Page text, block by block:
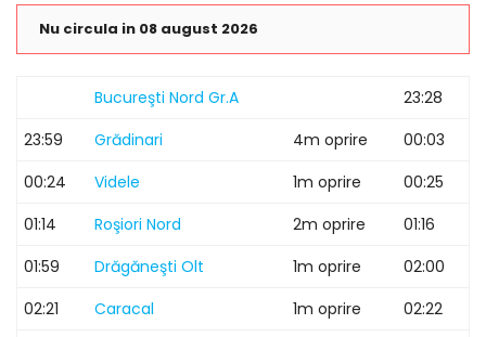
Nu circula in 08 august 2026
Bucureşti Nord Gr.A
23:28
23:59
Grădinari 4m oprire
00:03
00:24
Videle 1m oprire
00:25
01:14
Roşiori Nord 2m oprire
01:16
01:59
Drăgăneşti Olt 1m oprire
02:00
02:21
Caracal 1m oprire
02:22